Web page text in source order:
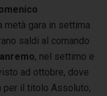
metà gara in settima
saldi al comando
, nel settimo e
ad ottobre, dove
per il titolo Assoluto,